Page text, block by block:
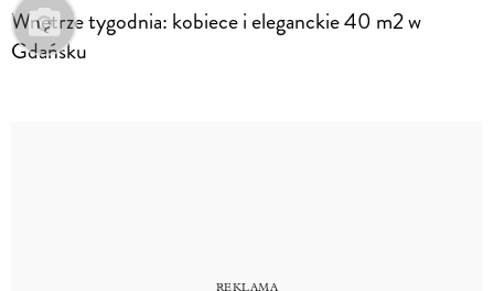
Wnętrze tygodnia: kobiece i eleganckie 40 m2 w
Gdańsku